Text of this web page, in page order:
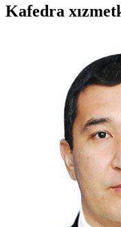
Kafedra